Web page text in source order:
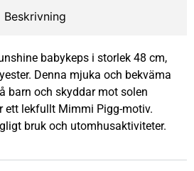
Beskrivning
babykeps i storlek 48 cm,
Denna mjuka och bekväma
barn och skyddar mot solen
ett lekfullt Mimmi Pigg-motiv.
bruk och utomhusaktiviteter.